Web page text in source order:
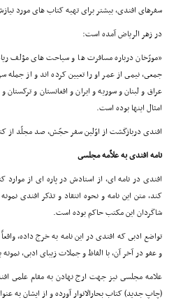
سفرهاى افندى، بیشتر براى تهیه کتاب هاى مورد
در زهر الریاض آمده است:
«مورّخان درباره مسافرت ها و سیاحت هاى مؤلف
جمعى، نیمى از عمر او را تعیین کرده اند و از
عراق و لبنان و سوریه و ایران و افغانستان و
امثال اینها بوده است.
افندى دربازگشت از اوّلین سفر حجّش، صد مجلّد از
نامه افندى به علاّمه مجلسى
افندى در نامه اى، از استادش در پاره اى از موارد
کند، متن این نامه و نحوه انتقاد و تذکر افندى
شاگردان این مکتب حاکم بوده است.
تواضع ادبى که افندى در این نامه به خرج داده،
و عفو در آخر آن، با الفاظ و جملات زیباى ادبى،
علامه مجلسى نیز جهت ارج نهادن به مقام علمى
(چاپ جدید) کتاب بحارالانوار آورده و از ایشان به